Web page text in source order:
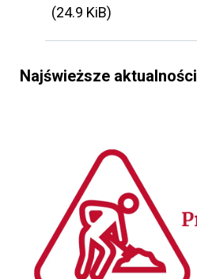
(24.9 KiB)
Najświeższe aktualności